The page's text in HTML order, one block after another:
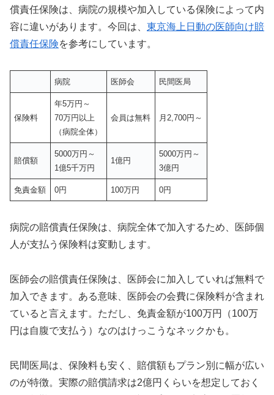
償責任保険は、病院の規模や加入している保険によって内
容に違いがあります。今回は、 東京海上日動の医師向け賠
償責任保険を参考にしています。
病院 医師会 民間医局
保険料
年5万円～
70万円以上
（病院全体）
会員は無料 月2,700円～
賠償額
5000万円～
1億5千万円
1億円
5000万円～
3億円
免責金額 0円 100万円 0円
病院の賠償責任保険は、病院全体で加入するため、医師個
人が支払う保険料は変動します。
医師会の賠償責任保険は、医師会に加入していれば無料で
加入できます。ある意味、医師会の会費に保険料が含まれ
ていると言えます。ただし、免責金額が100万円（100万
円は自腹で支払う）なのはけっこうなネックかも。
民間医局は、保険料も安く、賠償額もプラン別に幅が広い
のが特徴。実際の賠償請求は2億円くらいを想定しておく